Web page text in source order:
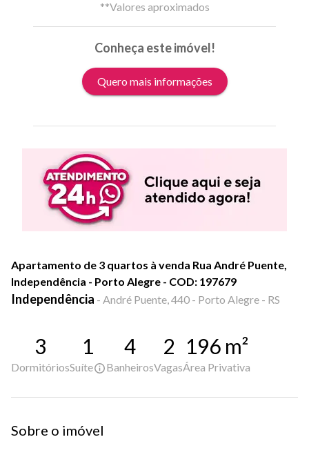
**Valores aproximados
Conheça este imóvel!
Quero mais informações
Apartamento de 3 quartos à venda Rua André Puente,
Independência - Porto Alegre - COD: 197679
Independência - André Puente, 440 - Porto Alegre - RS
3
Dormitórios
1
Suíte
4
Banheiros
2
Vagas
196 m²
Área Privativa
Sobre o imóvel